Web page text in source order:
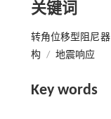
关键词
转角位移型阻尼器
构 / 地震响应
Key words